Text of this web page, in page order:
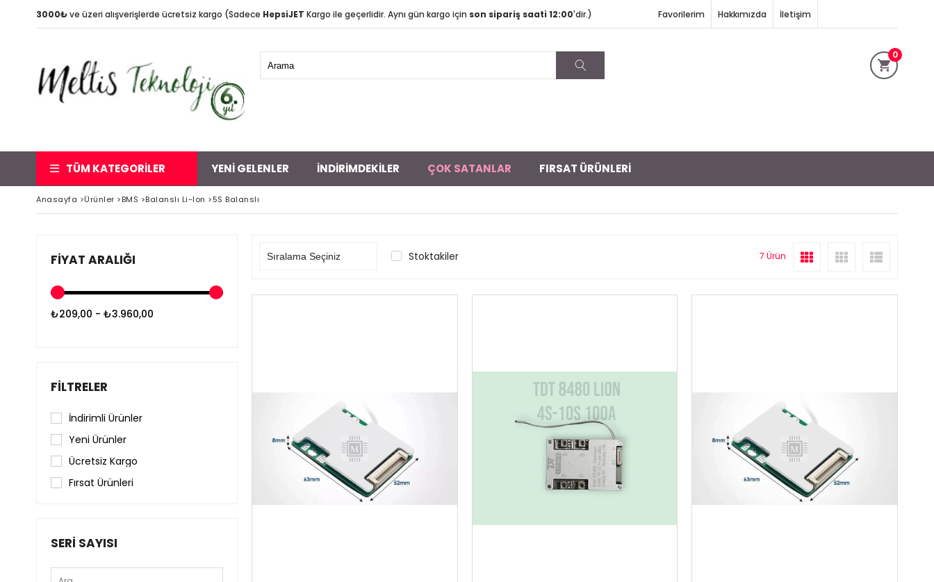
3000₺ve üzeri alışverişlerde ücretsiz kargo (Sadece HepsiJET Kargo ile geçerlidir. Aynı gün kargo için son sipariş saati 12:00'dir.) Hakkımızda İletişim
Favorilerim
0
TÜM KATEGORİLER YENİ GELENLER İNDİRİMDEKİLER ÇOK SATANLAR FIRSAT ÜRÜNLERİ
Anasayfa >Ürünler >BMS >Balanslı Li-Ion >5S Balanslı
FIYAT ARALIĞI
₺209,00 - ₺3.960,00
FILTRELER
İndirimli Ürünler
Yeni Ürünler
Ücretsiz Kargo
Fırsat Ürünleri
SERI SAYISI
Stoktakiler 7 Ürün